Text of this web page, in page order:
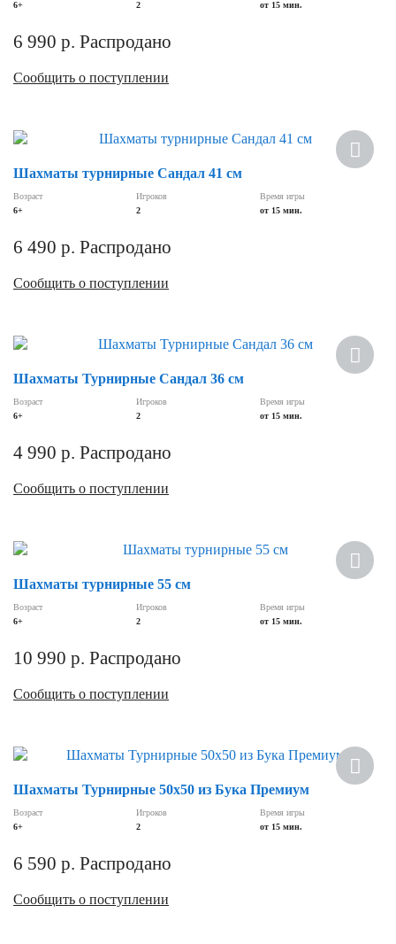
6+ 2 от 15 мин.
6 990 р. Распродано
Сообщить о поступлении
Шахматы турнирные Сандал 41 см
Возраст
6+
Игроков
2
Время игры
от 15 мин.
6 490 р. Распродано
Сообщить о поступлении
Шахматы Турнирные Сандал 36 см
Возраст
6+
Игроков
2
Время игры
от 15 мин.
4 990 р. Распродано
Сообщить о поступлении
Шахматы турнирные 55 см
Возраст
6+
Игроков
2
Время игры
от 15 мин.
10 990 р. Распродано
Сообщить о поступлении
Шахматы Турнирные 50х50 из Бука Премиум
Возраст
6+
Игроков
2
Время игры
от 15 мин.
6 590 р. Распродано
Сообщить о поступлении